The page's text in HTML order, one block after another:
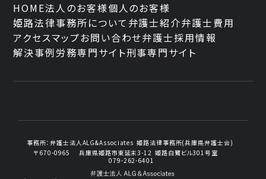
HOME法人のお客様個人のお客様
姫路法律事務所について 弁護士紹介弁護士費用
アクセスマップお問い合わせ弁護士採用情報
解決事例労務専門サイト刑事専門サイト
事務所：弁護士法人ALG&Associates 姫路法律事務所(兵庫県弁護士会)
〒670-0965
兵庫県姫路市東延末3-12 姫路白鷺ビル301号室
079-262-6401